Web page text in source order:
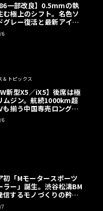
一部改良】0.5mmの執
む極上のシフト。名色ソ
グレー復活と最新アイサ
の極みへ
6
＆トピックス
新型X5／iX5】後席は極
ムジン。航続1000km超
も揃う中国専売ロング仕
6
初「Mモータースポーツ
ラー」誕生。渋谷松濤BM
信するモノづくりの矜持
隆之コラム】